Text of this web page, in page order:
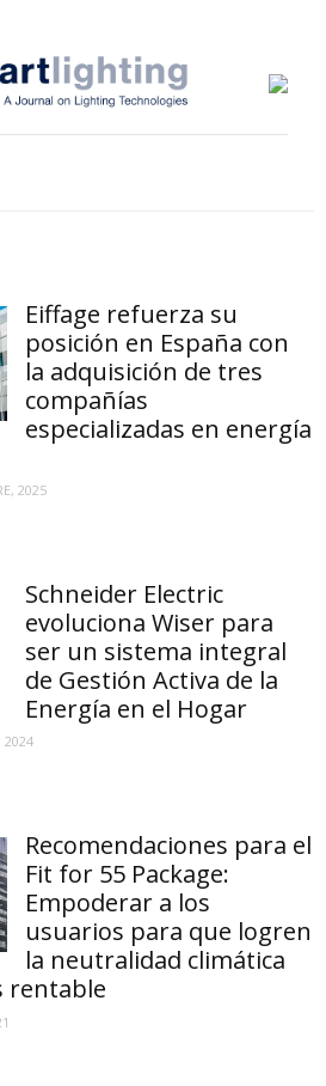
Eiffage refuerza su
posición en España con
la adquisición de tres
compañías
especializadas en energía
2025
Schneider Electric
evoluciona Wiser para
ser un sistema integral
de Gestión Activa de la
Energía en el Hogar
2024
Recomendaciones para el
Fit for 55 Package:
Empoderar a los
usuarios para que logren
la neutralidad climática
rentable